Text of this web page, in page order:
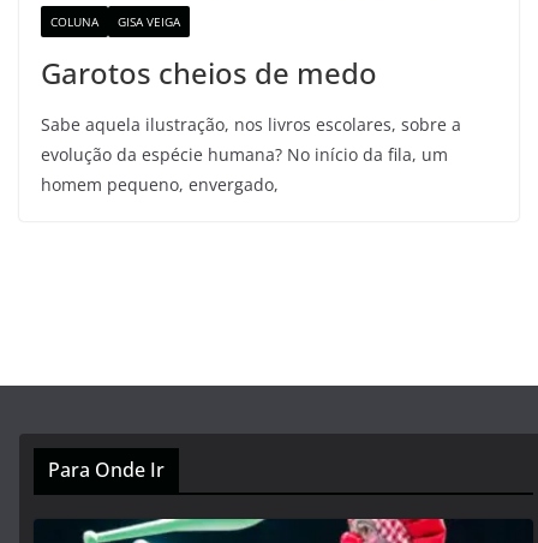
COLUNA GISA VEIGA
Garotos cheios de medo
Sabe aquela ilustração, nos livros escolares, sobre a
evolução da espécie humana? No início da fila, um
homem pequeno, envergado,
Para Onde Ir